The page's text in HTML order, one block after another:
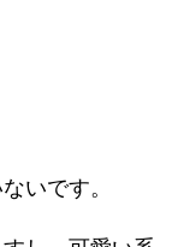
いです。